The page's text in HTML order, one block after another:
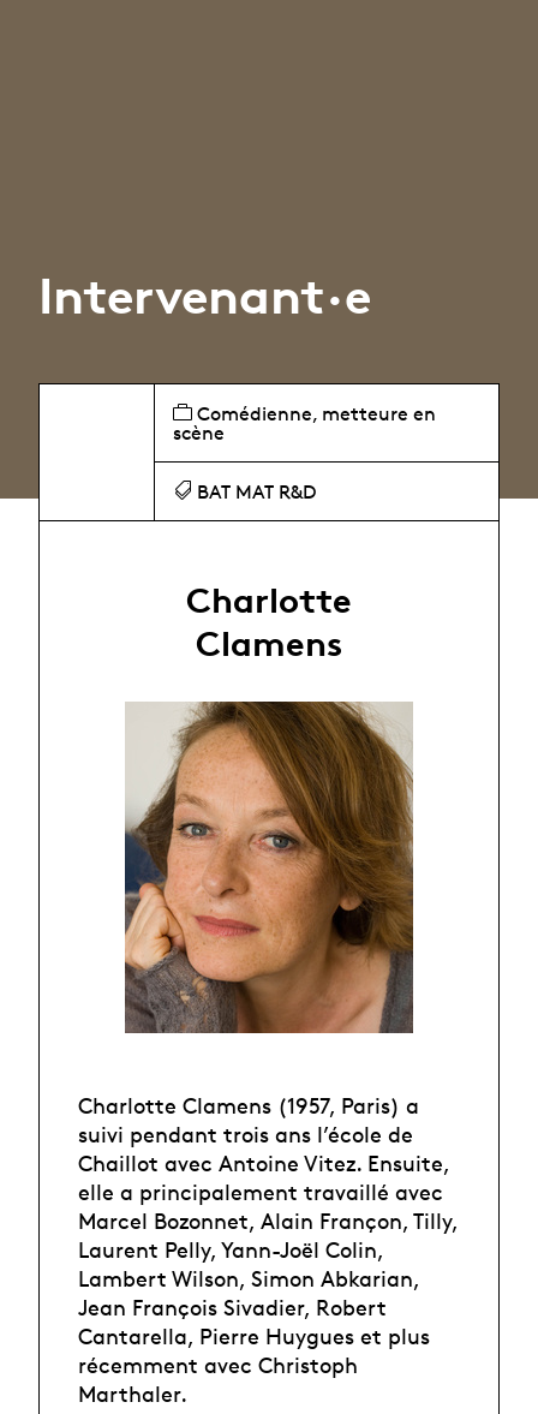
Intervenant·e
Comédienne, metteure en
scène
BAT MAT R&D
Charlotte
Clamens
Charlotte Clamens (1957, Paris) a
suivi pendant trois ans l’école de
Chaillot avec Antoine Vitez. Ensuite,
elle a principalement travaillé avec
Marcel Bozonnet, Alain Françon, Tilly,
Laurent Pelly, Yann-Joël Colin,
Lambert Wilson, Simon Abkarian,
Jean François Sivadier, Robert
Cantarella, Pierre Huygues et plus
récemment avec Christoph
Marthaler.